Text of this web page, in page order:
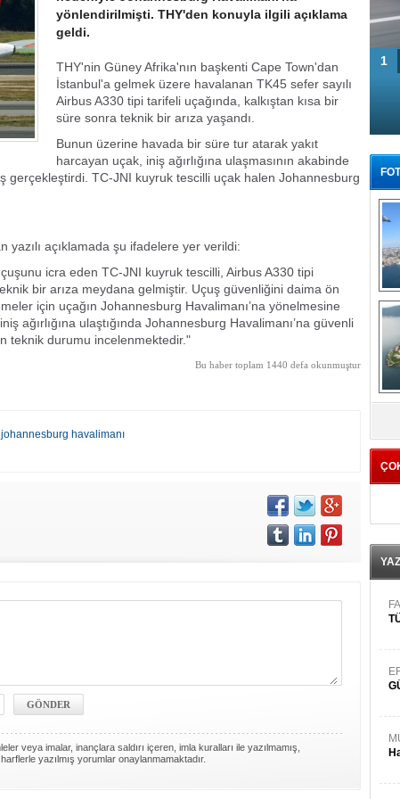
yönlendirilmişti. THY'den konuyla ilgili açıklama
geldi.
THY'nin Güney Afrika'nın başkenti Cape Town'dan
İstanbul'a gelmek üzere havalanan TK45 sefer sayılı
Airbus A330 tipi tarifeli uçağında, kalkıştan kısa bir
süre sonra teknik bir arıza yaşandı.
Bunun üzerine havada bir süre tur atarak yakıt
harcayan uçak, iniş ağırlığına ulaşmasının akabinde
gerçekleştirdi. TC-JNI kuyruk tescilli uçak halen Johannesburg
yazılı açıklamada şu ifadelere yer verildi:
icra eden TC-JNI kuyruk tescilli, Airbus A330 tipi
bir arıza meydana gelmiştir. Uçuş güvenliğini daima ön
için uçağın Johannesburg Havalimanı’na yönelmesine
ağırlığına ulaştığında Johannesburg Havalimanı’na güvenli
teknik durumu incelenmektedir."
Bu haber toplam 1440 defa okunmuştur
johannesburg havalimanı
veya imalar, inançlara saldırı içeren, imla kuralları ile yazılmamış,
yazılmış yorumlar onaylanmamaktadır.
1